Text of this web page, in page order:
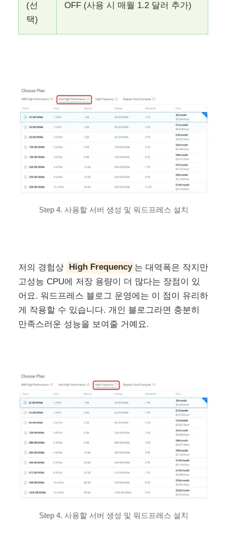
(선
택)
OFF (사용 시 매월 1.2 달러 추가)
Step 4. 사용할 서버 생성 및 워드프레스 설치
저의 경험상 High Frequency 는 대역폭은 작지만
고성능 CPU에 저장 용량이 더 많다는 장점이 있
어요. 워드프레스 블로그 운영에는 이 점이 유리하
게 작용할 수 있습니다. 개인 블로그라면 충분히
만족스러운 성능을 보여줄 거예요.
Step 4. 사용할 서버 생성 및 워드프레스 설치